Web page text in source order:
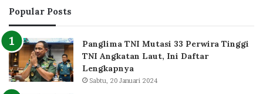
Popular Posts
Panglima TNI Mutasi 33 Perwira Tinggi
TNI Angkatan Laut, Ini Daftar
Lengkapnya
Sabtu, 20 Januari 2024